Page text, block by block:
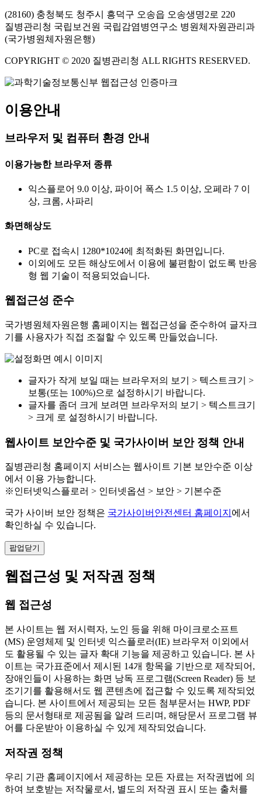
(28160) 충청북도 청주시 흥덕구 오송읍 오송생명2로 220
질병관리청 국립보건원 국립감염병연구소 병원체자원관리과
(국가병원체자원은행)
COPYRIGHT © 2020 질병관리청 ALL RIGHTS RESERVED.
이용안내
브라우저 및 컴퓨터 환경 안내
이용가능한 브라우저 종류
익스플로어 9.0 이상, 파이어 폭스 1.5 이상, 오페라 7 이
상, 크롬, 사파리
화면해상도
PC로 접속시 1280*1024에 최적화된 화면입니다.
이외에도 모든 해상도에서 이용에 불편함이 없도록 반응
형 웹 기술이 적용되었습니다.
웹접근성 준수
국가병원체자원은행 홈페이지는 웹접근성을 준수하여 글자크
기를 사용자가 직접 조절할 수 있도록 만들었습니다.
글자가 작게 보일 때는 브라우저의 보기 > 텍스트크기 >
보통(또는 100%)으로 설정하시기 바랍니다.
글자를 좀더 크게 보려면 브라우저의 보기 > 텍스트크기
> 크게 로 설정하시기 바랍니다.
웹사이트 보안수준 및 국가사이버 보안 정책 안내
질병관리청 홈페이지 서비스는 웹사이트 기본 보안수준 이상
에서 이용 가능합니다.
※인터넷익스플로러 > 인터넷옵션 > 보안 > 기본수준
국가 사이버 보안 정책은 국가사이버안전센터 홈페이지 에서
확인하실 수 있습니다.
팝업닫기
웹접근성 및 저작권 정책
웹 접근성
본 사이트는 웹 저시력자, 노인 등을 위해 마이크로소프트
(MS) 운영체제 및 인터넷 익스플로러(IE) 브라우저 이외에서
도 활용될 수 있는 글자 확대 기능을 제공하고 있습니다. 본 사
이트는 국가표준에서 제시된 14개 항목을 기반으로 제작되어,
장애인들이 사용하는 화면 낭독 프로그램(Screen Reader) 등 보
조기기를 활용해서도 웹 콘텐츠에 접근할 수 있도록 제작되었
습니다. 본 사이트에서 제공되는 모든 첨부문서는 HWP, PDF
등의 문서형태로 제공됨을 알려 드리며, 해당문서 프로그램 뷰
어를 다운받아 이용하실 수 있게 제작되었습니다.
저작권 정책
우리 기관 홈페이지에서 제공하는 모든 자료는 저작권법에 의
하여 보호받는 저작물로서, 별도의 저작권 표시 또는 출처를